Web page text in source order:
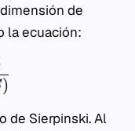
de
la ecuación:
)
de Sierpinski. Al